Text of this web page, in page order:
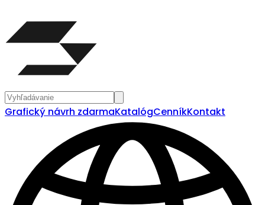
Grafický návrh zdarmaKatalógCenníkKontakt